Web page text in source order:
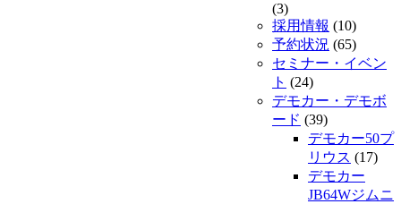
(3)
採用情報 (10)
予約状況 (65)
セミナー・イベン
ト (24)
デモカー・デモボ
ード (39)
デモカー50プ
リウス (17)
デモカー
JB64Wジムニ